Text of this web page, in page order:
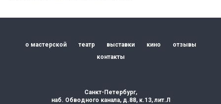
о мастерской театр выставки кино
отзывы
контакты
Санкт-Петербург,
наб. Обводного канала, д.88, к.13, лит.Л